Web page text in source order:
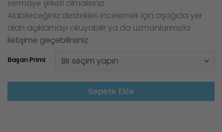
sermaye şirketi olmalısınız
Alabileceğiniz destekleri incelemek için aşağıda yer
alan açıklamayı okuyabilir ya da uzmanlarımızla
iletişime geçebilirsiniz.
Başarı Primi
Sepete Ekle